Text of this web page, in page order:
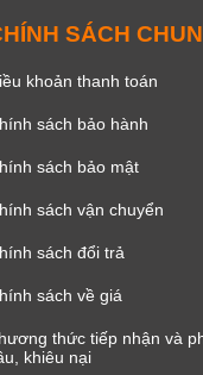
SÁCH
khoản thanh toán
sách bảo hành
sách bảo mật
sách vận chuyển
sách đổi trả
sách về giá
thức tiếp nhận và
khiêu nại